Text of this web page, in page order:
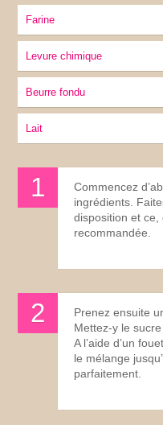
Farine
Levure chimique
Beurre fondu
lait
Commencez
ingrédients.
disposition et
recommandée.
Prenez ensuite
Mettez-y le
A l’aide d’un
le mélange
parfaitement.